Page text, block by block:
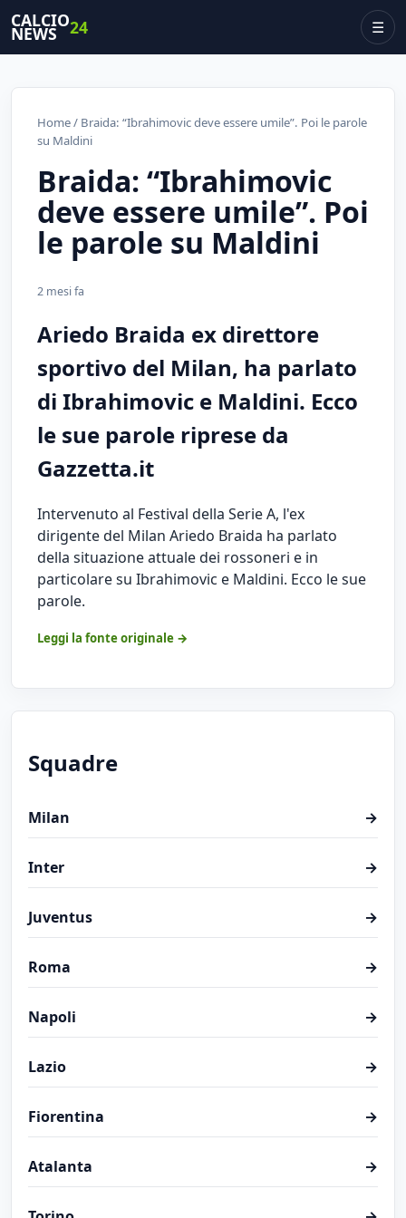
CALCIO
NEWS 24 ☰
Home/ Braida: “Ibrahimovic deve essere umile”. Poi le parole
su Maldini
Braida: “Ibrahimovic
deve essere umile”. Poi
le parole su Maldini
2 mesi fa
Ariedo Braida ex direttore
sportivo del Milan, ha parlato
di Ibrahimovic e Maldini. Ecco
le sue parole riprese da
Gazzetta.it
Intervenuto al Festival della Serie A, l'ex
dirigente del Milan Ariedo Braida ha parlato
della situazione attuale dei rossoneri e in
particolare su Ibrahimovic e Maldini. Ecco le sue
parole.
Leggi la fonte originale →
Squadre
Milan →
Inter →
Juventus →
Roma →
Napoli →
Lazio →
Fiorentina →
Atalanta →